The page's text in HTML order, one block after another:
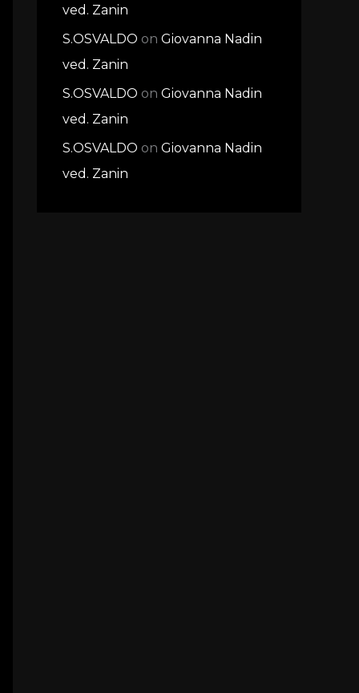
ved. Zanin
S.OSVALDO on Giovanna Nadin
ved. Zanin
S.OSVALDO on Giovanna Nadin
ved. Zanin
S.OSVALDO on Giovanna Nadin
ved. Zanin